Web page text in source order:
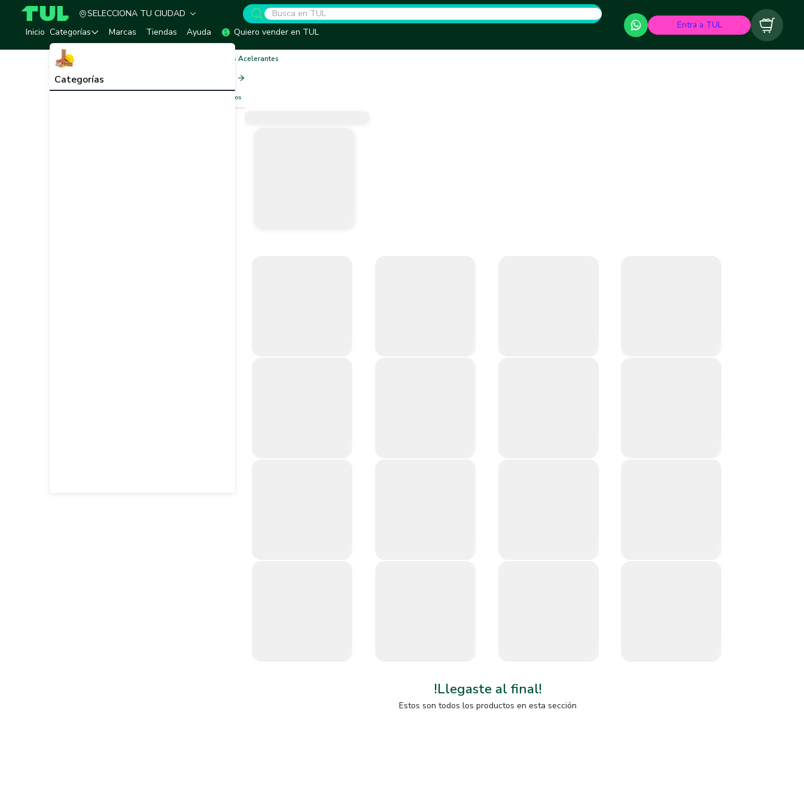
TUL - Tu Marketplace de Construcción
SELECCIONA TU CIUDAD
Inicio Categorías
Categorías
Marcas Tiendas Ayuda Quiero vender en TUL
Entra a TUL Carrito
Inicio Aditivos Acelerantes
Aditivos Acelerantes
Limpiar filtros
!Llegaste al final!
Estos son todos los productos en esta sección